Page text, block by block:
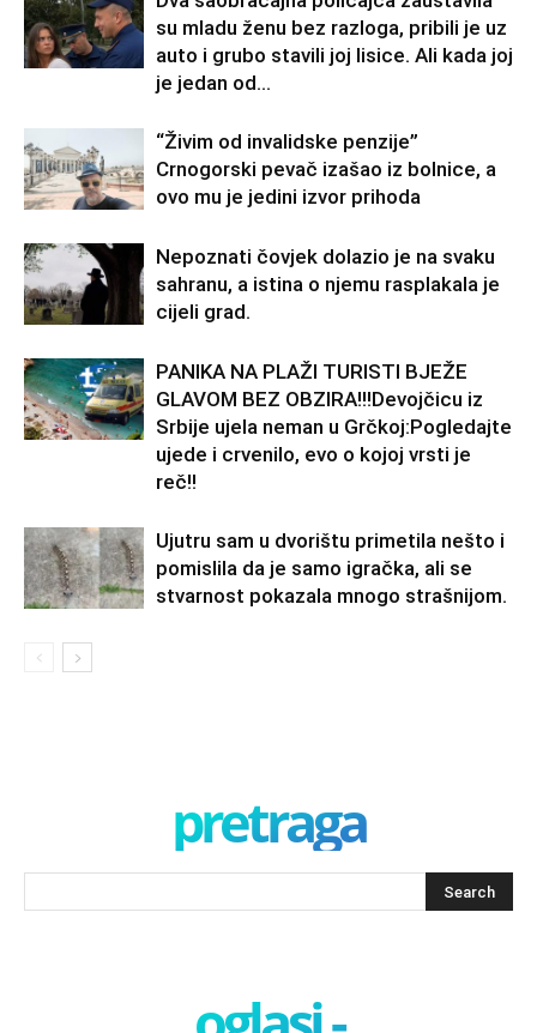
su mladu ženu bez razloga, pribili je uz
auto i grubo stavili joj lisice. Ali kada joj
je jedan od...
“Živim od invalidske penzije”
Crnogorski pevač izašao iz bolnice, a
ovo mu je jedini izvor prihoda
Nepoznati čovjek dolazio je na svaku
sahranu, a istina o njemu rasplakala je
cijeli grad.
PANIKA NA PLAŽI TURISTI BJEŽE
GLAVOM BEZ OBZIRA!!!Devojčicu iz
Srbije ujela neman u Grčkoj:Pogledajte
ujede i crvenilo, evo o kojoj vrsti je
reč!!
Ujutru sam u dvorištu primetila nešto i
pomislila da je samo igračka, ali se
stvarnost pokazala mnogo strašnijom.
pretraga